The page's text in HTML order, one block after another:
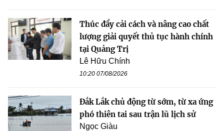
Thúc đẩy cải cách và nâng cao chất
lượng giải quyết thủ tục hành chính
tại Quảng Trị
Lê Hữu Chính
10:20 07/08/2026
Đắk Lắk chủ động từ sớm, từ xa ứng
phó thiên tai sau trận lũ lịch sử
Ngọc Giàu